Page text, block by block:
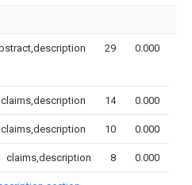
29 0.000
claims,description 14 0.000
claims,description 10 0.000
claims,description 8 0.000